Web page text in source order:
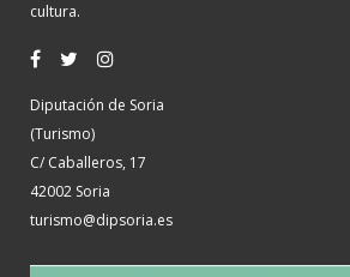
cultura.
Diputación de Soria
(Turismo)
C/ Caballeros, 17
42002 Soria
turismo@dipsoria.es